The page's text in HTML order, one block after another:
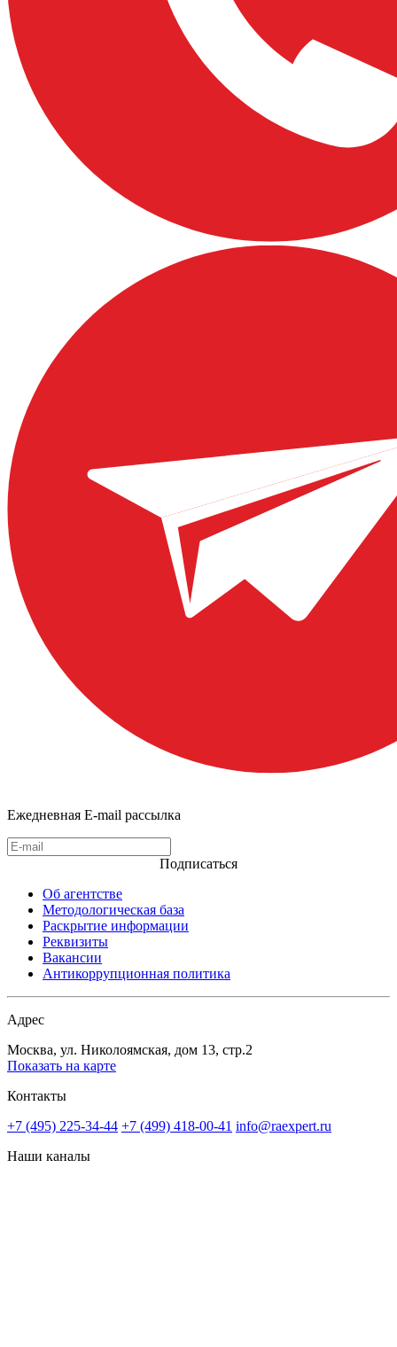
Ежедневная E-mail рассылка
Подписаться
Об агентстве
Методологическая база
Раскрытие информации
Реквизиты
Вакансии
Антикоррупционная политика
Адрес
Москва, ул. Николоямская, дом 13, стр.2
Показать на карте
Контакты
+7 (495) 225-34-44 +7 (499) 418-00-41 info@raexpert.ru
Наши каналы